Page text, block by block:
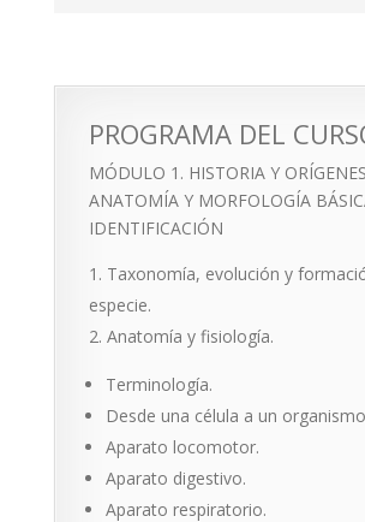
PROGRAMA DEL
MÓDULO 1. HISTORIA Y
ANATOMÍA Y MORFOLOGÍA
IDENTIFICACIÓN
Taxonomía, evolución y
especie.
Anatomía y fisiología.
Terminología.
Desde una célula a un
Aparato locomotor.
Aparato digestivo.
Aparato respiratorio.